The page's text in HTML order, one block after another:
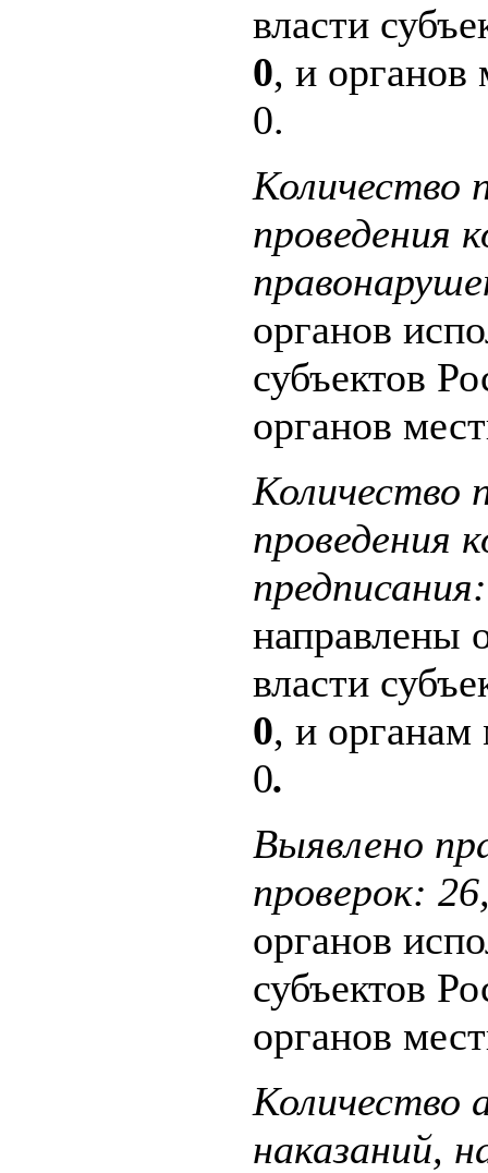
власти
0, и органов
0.
Количество
проведения
органов
субъектов
органов
Количество
проведения
направлены
власти
0, и органам
0.
Выявлено
проверок:
органов
субъектов
органов
Количество
наказаний,